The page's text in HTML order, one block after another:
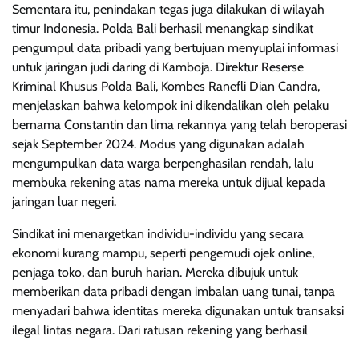
Sementara itu, penindakan tegas juga dilakukan di wilayah
timur Indonesia. Polda Bali berhasil menangkap sindikat
pengumpul data pribadi yang bertujuan menyuplai informasi
untuk jaringan judi daring di Kamboja. Direktur Reserse
Kriminal Khusus Polda Bali, Kombes Ranefli Dian Candra,
menjelaskan bahwa kelompok ini dikendalikan oleh pelaku
bernama Constantin dan lima rekannya yang telah beroperasi
sejak September 2024. Modus yang digunakan adalah
mengumpulkan data warga berpenghasilan rendah, lalu
membuka rekening atas nama mereka untuk dijual kepada
jaringan luar negeri.
Sindikat ini menargetkan individu-individu yang secara
ekonomi kurang mampu, seperti pengemudi ojek online,
penjaga toko, dan buruh harian. Mereka dibujuk untuk
memberikan data pribadi dengan imbalan uang tunai, tanpa
menyadari bahwa identitas mereka digunakan untuk transaksi
ilegal lintas negara. Dari ratusan rekening yang berhasil